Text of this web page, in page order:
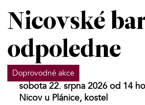
Nicovské
odpoledne
Doprovodné akce
sobota 22. srpna 2026 od 14
Nicov u Plánice, kostel